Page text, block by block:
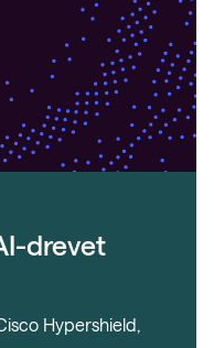
drevet
Hypershield,